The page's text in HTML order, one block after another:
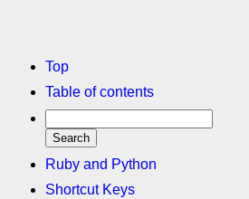
Top
Table of contents
Ruby and Python
Shortcut Keys